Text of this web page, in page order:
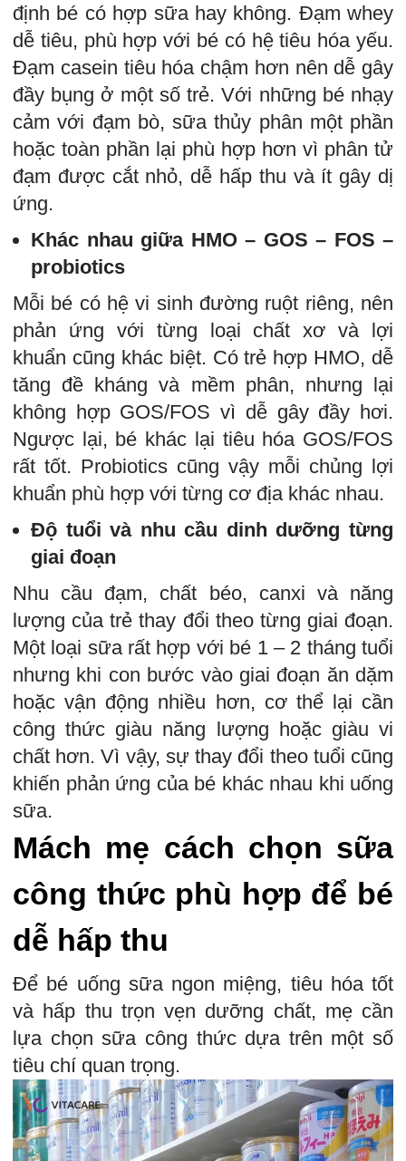
định bé có hợp sữa hay không. Đạm whey
dễ tiêu, phù hợp với bé có hệ tiêu hóa yếu.
Đạm casein tiêu hóa chậm hơn nên dễ gây
đầy bụng ở một số trẻ. Với những bé nhạy
cảm với đạm bò, sữa thủy phân một phần
hoặc toàn phần lại phù hợp hơn vì phân tử
đạm được cắt nhỏ, dễ hấp thu và ít gây dị
ứng.
Khác nhau giữa HMO – GOS – FOS –
probiotics
Mỗi bé có hệ vi sinh đường ruột riêng, nên
phản ứng với từng loại chất xơ và lợi
khuẩn cũng khác biệt. Có trẻ hợp HMO, dễ
tăng đề kháng và mềm phân, nhưng lại
không hợp GOS/FOS vì dễ gây đầy hơi.
Ngược lại, bé khác lại tiêu hóa GOS/FOS
rất tốt. Probiotics cũng vậy mỗi chủng lợi
khuẩn phù hợp với từng cơ địa khác nhau.
Độ tuổi và nhu cầu dinh dưỡng từng
giai đoạn
Nhu cầu đạm, chất béo, canxi và năng
lượng của trẻ thay đổi theo từng giai đoạn.
Một loại sữa rất hợp với bé 1 – 2 tháng tuổi
nhưng khi con bước vào giai đoạn ăn dặm
hoặc vận động nhiều hơn, cơ thể lại cần
công thức giàu năng lượng hoặc giàu vi
chất hơn. Vì vậy, sự thay đổi theo tuổi cũng
khiến phản ứng của bé khác nhau khi uống
sữa.
Mách mẹ cách chọn sữa
công thức phù hợp để bé
dễ hấp thu
Để bé uống sữa ngon miệng, tiêu hóa tốt
và hấp thu trọn vẹn dưỡng chất, mẹ cần
lựa chọn sữa công thức dựa trên một số
tiêu chí quan trọng.